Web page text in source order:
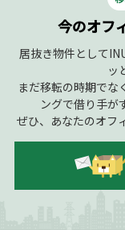
今のオフ
居抜き物件として
ッ
まだ移転の時期でな
ングで借り手が
ぜひ、あなたのオフ